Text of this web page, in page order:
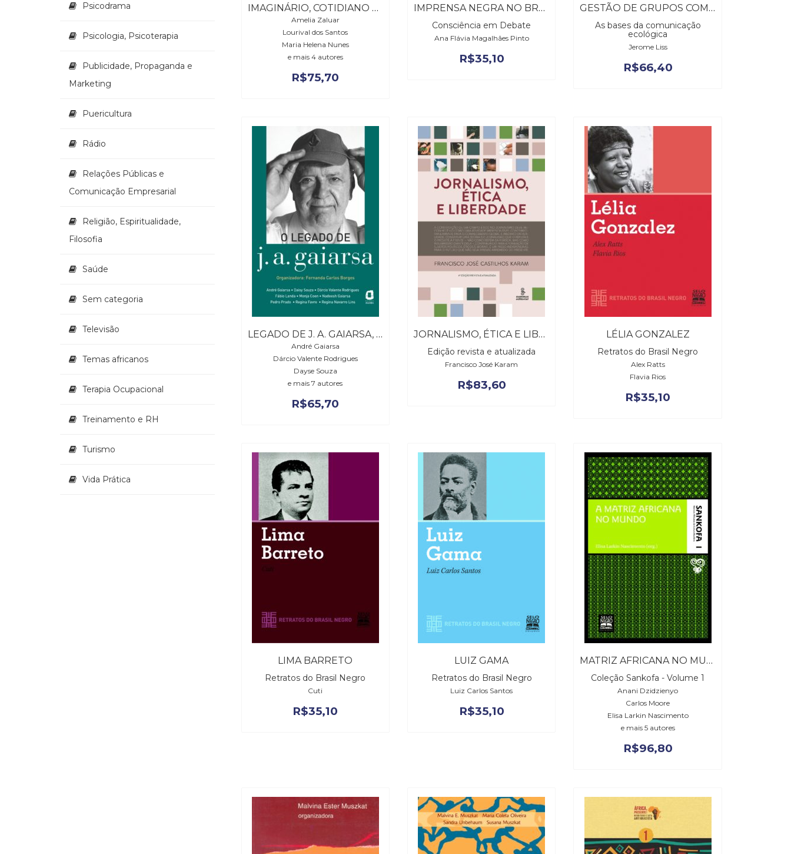
IMAGINÁRIO, COTIDIANO E PODER
Amelia Zaluar
Lourival dos Santos
Maria Helena Nunes
e mais 4 autores
R$75,70
IMPRENSA NEGRA NO BRASIL DO SÉCULO XIX
Consciência em Debate
Ana Flávia Magalhães Pinto
R$35,10
GESTÃO DE GRUPOS COMUNITÁRIOS
As bases da comunicação
ecológica
Jerome Liss
R$66,40
LEGADO DE J. A. GAIARSA, O
André Gaiarsa
Dárcio Valente Rodrigues
Dayse Souza
e mais 7 autores
R$65,70
JORNALISMO, ÉTICA E LIBERDADE
Edição revista e atualizada
Francisco José Karam
R$83,60
LÉLIA GONZALEZ
Retratos do Brasil Negro
Alex Ratts
Flavia Rios
R$35,10
LIMA BARRETO
Retratos do Brasil Negro
Cuti
R$35,10
LUIZ GAMA
Retratos do Brasil Negro
Luiz Carlos Santos
R$35,10
MATRIZ AFRICANA NO MUNDO, A
Coleção Sankofa - Volume 1
Anani Dzidzienyo
Carlos Moore
Elisa Larkin Nascimento
e mais 5 autores
R$96,80
Psicodrama
Psicologia, Psicoterapia
Publicidade, Propaganda e
Marketing
Puericultura
Rádio
Relações Públicas e
Comunicação Empresarial
Religião, Espiritualidade,
Filosofia
Saúde
Sem categoria
Televisão
Temas africanos
Terapia Ocupacional
Treinamento e RH
Turismo
Vida Prática